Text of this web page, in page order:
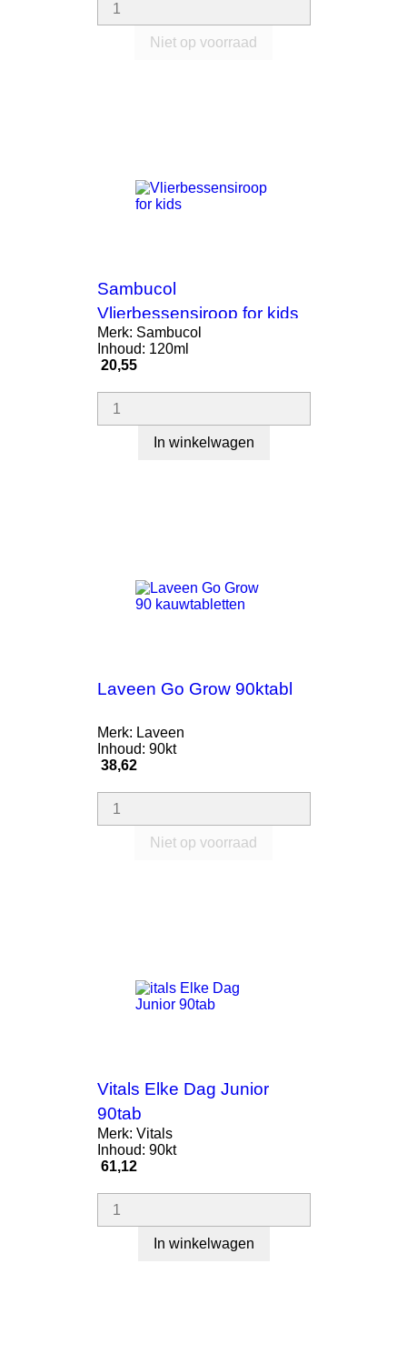
Niet op voorraad
Sambucol
Vlierbessensiroop for kids
120ml
Merk: Sambucol
Inhoud: 120ml
Prijs
20,55
In winkelwagen
Laveen Go Grow 90ktabl
Merk: Laveen
Inhoud: 90kt
Prijs
38,62
Niet op voorraad
Vitals Elke Dag Junior
90tab
Merk: Vitals
Inhoud: 90kt
Prijs
61,12
In winkelwagen